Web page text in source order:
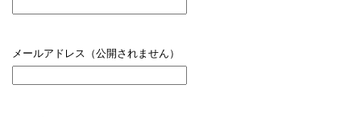
メールアドレス（公開されません）